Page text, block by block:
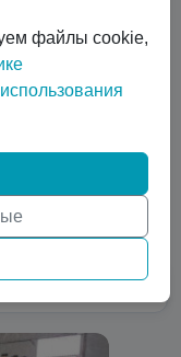
и выбор
баллоны
DPW 650
файлы cookie,